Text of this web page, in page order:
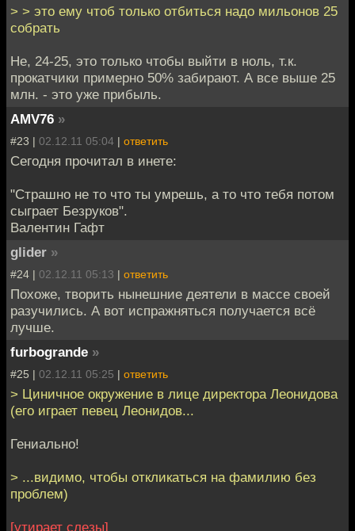
> > это ему чтоб только отбиться надо мильонов 25
собрать
Не, 24-25, это только чтобы выйти в ноль, т.к.
прокатчики примерно 50% забирают. А все выше 25
млн. - это уже прибыль.
AMV76 »
#23 | 02.12.11 05:04 | ответить
Сегодня прочитал в инете:
"Страшно не то что ты умрешь, а то что тебя потом
сыграет Безруков".
Валентин Гафт
glider »
#24 | 02.12.11 05:13 | ответить
Похоже, творить нынешние деятели в массе своей
разучились. А вот испражняться получается всё
лучше.
furbogrande »
#25 | 02.12.11 05:25 | ответить
> Циничное окружение в лице директора Леонидова
(его играет певец Леонидов...
Гениально!
> ...видимо, чтобы откликаться на фамилию без
проблем)
[утирает слезы]